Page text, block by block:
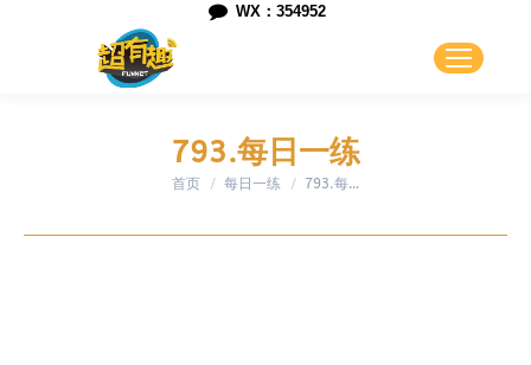
WX：354952
793.每日一练
您在这里：
首页 每日一练 793.每…